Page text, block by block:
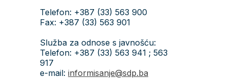
Telefon: +387 (33) 563 900
Fax: +387 (33) 563 901
Služba za odnose s javnošću:
Telefon: +387 (33) 563 941 ; 563
917
e-mail: informisanje@sdp.ba